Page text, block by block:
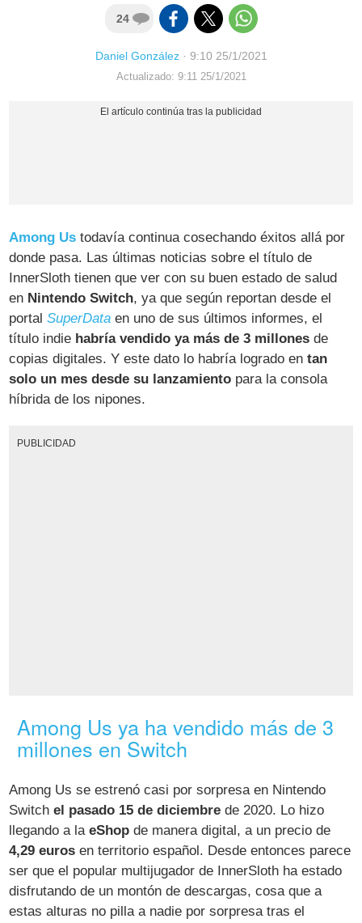
24
Daniel González· 9:10 25/1/2021
Actualizado: 9:11 25/1/2021
Among Us todavía continua cosechando éxitos allá por
donde pasa. Las últimas noticias sobre el título de
InnerSloth tienen que ver con su buen estado de salud
en Nintendo Switch, ya que según reportan desde el
portalSuperData en uno de sus últimos informes, el
título indie habría vendido ya más de 3 millones de
copias digitales. Y este dato lo habría logrado entan
solo un mes desde su lanzamiento para la consola
híbrida de los nipones.
PUBLICIDAD
Among Us ya ha vendido más de 3
millones en Switch
Among Us se estrenó casi por sorpresa en Nintendo
Switchel pasado 15 de diciembre de 2020. Lo hizo
llegando a laeShop de manera digital, a un precio de
4,29 euros en territorio español. Desde entonces parece
ser que el popular multijugador de InnerSloth ha estado
disfrutando de un montón de descargas, cosa que a
estas alturas no pilla a nadie por sorpresa tras el